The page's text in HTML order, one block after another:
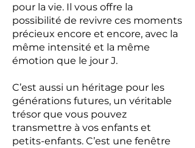
pour la vie. Il vous offre la
possibilité de revivre ces moments
précieux encore et encore, avec la
même intensité et la même
émotion que le jour J.
C’est aussi un héritage pour les
générations futures, un véritable
trésor que vous pouvez
transmettre à vos enfants et
petits-enfants. C’est une fenêtre